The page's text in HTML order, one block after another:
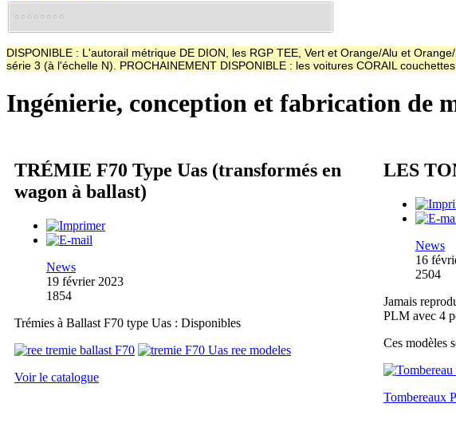
DISPONIBLE : L'autorail métrique DE DION, les RGP TEE, Vert et Orange/Alu et
série 3 (à l'échelle N). PROCHAINEMENT DISPONIBLE : les voitures CORAIL
Ingénierie, conception et fabrication de
TRÉMIE F70 Type Uas (transformés en
wagon à ballast)
News
19 février 2023
1854
Trémies à Ballast F70 type Uas : Disponibles
Voir le catalogue
LES
News
16
2504
Jamais
PLM avec 4
Ces modèles
Tombereaux